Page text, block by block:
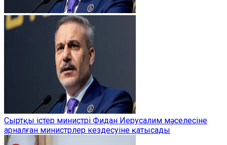
Сыртқы істер министрі Фидан Иерусалим мәселесіне
арналған министрлер кездесуіне қатысады